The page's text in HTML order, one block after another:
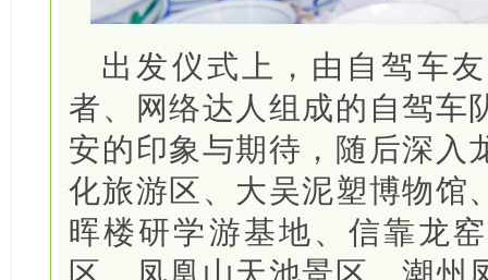
出发仪式上，由自驾车
者、网络达人组成的自驾车
安的印象与期待，随后深入
化旅游区、大吴泥塑博物馆
晖楼研学游基地、信靠龙